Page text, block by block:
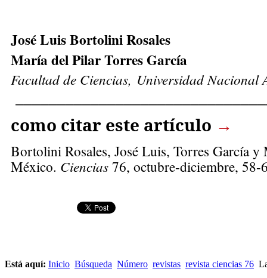
José Luis Bortolini Rosales
María del Pilar Torres García
Facultad de Ciencias, Universidad Nacional
como citar este artículo →
Bortolini Rosales, José Luis, Torres García y
México. Ciencias76, octubre-diciembre,
Está aquí: Inicio Búsqueda Número revistas revista ciencias 76